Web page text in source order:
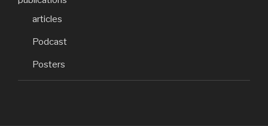
articles
Podcast
Posters